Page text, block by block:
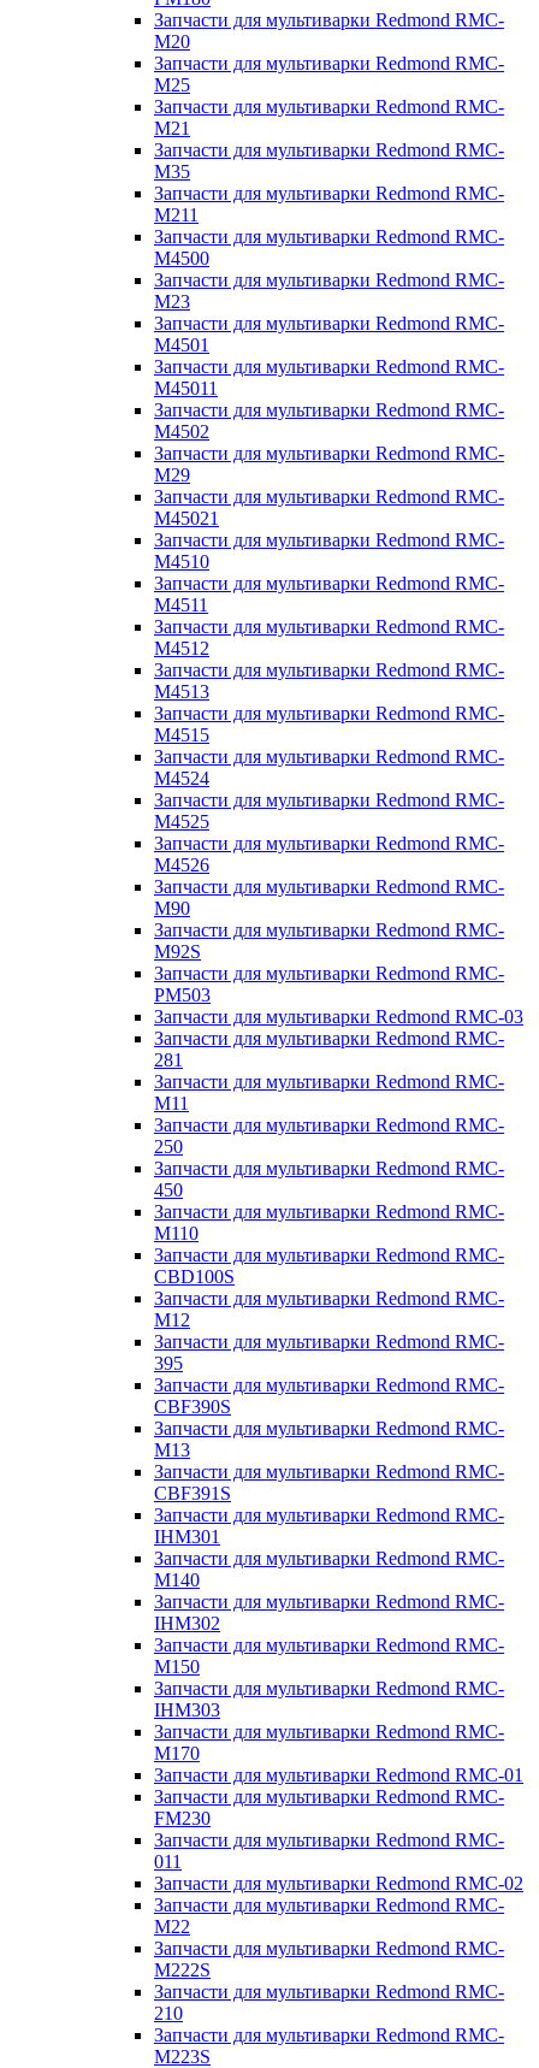
Запчасти для мультиварки Redmond RMC-
M20
Запчасти для мультиварки Redmond RMC-
M25
Запчасти для мультиварки Redmond RMC-
M21
Запчасти для мультиварки Redmond RMC-
M35
Запчасти для мультиварки Redmond RMC-
M211
Запчасти для мультиварки Redmond RMC-
M4500
Запчасти для мультиварки Redmond RMC-
M23
Запчасти для мультиварки Redmond RMC-
M4501
Запчасти для мультиварки Redmond RMC-
M45011
Запчасти для мультиварки Redmond RMC-
M4502
Запчасти для мультиварки Redmond RMC-
M29
Запчасти для мультиварки Redmond RMC-
M45021
Запчасти для мультиварки Redmond RMC-
M4510
Запчасти для мультиварки Redmond RMC-
M4511
Запчасти для мультиварки Redmond RMC-
M4512
Запчасти для мультиварки Redmond RMC-
M4513
Запчасти для мультиварки Redmond RMC-
M4515
Запчасти для мультиварки Redmond RMC-
M4524
Запчасти для мультиварки Redmond RMC-
M4525
Запчасти для мультиварки Redmond RMC-
M4526
Запчасти для мультиварки Redmond RMC-
M90
Запчасти для мультиварки Redmond RMC-
M92S
Запчасти для мультиварки Redmond RMC-
PM503
Запчасти для мультиварки Redmond RMC-03
Запчасти для мультиварки Redmond RMC-
281
Запчасти для мультиварки Redmond RMC-
M11
Запчасти для мультиварки Redmond RMC-
250
Запчасти для мультиварки Redmond RMC-
450
Запчасти для мультиварки Redmond RMC-
M110
Запчасти для мультиварки Redmond RMC-
CBD100S
Запчасти для мультиварки Redmond RMC-
M12
Запчасти для мультиварки Redmond RMC-
395
Запчасти для мультиварки Redmond RMC-
CBF390S
Запчасти для мультиварки Redmond RMC-
M13
Запчасти для мультиварки Redmond RMC-
CBF391S
Запчасти для мультиварки Redmond RMC-
IHM301
Запчасти для мультиварки Redmond RMC-
M140
Запчасти для мультиварки Redmond RMC-
IHM302
Запчасти для мультиварки Redmond RMC-
M150
Запчасти для мультиварки Redmond RMC-
IHM303
Запчасти для мультиварки Redmond RMC-
M170
Запчасти для мультиварки Redmond RMC-01
Запчасти для мультиварки Redmond RMC-
FM230
Запчасти для мультиварки Redmond RMC-
011
Запчасти для мультиварки Redmond RMC-02
Запчасти для мультиварки Redmond RMC-
M22
Запчасти для мультиварки Redmond RMC-
M222S
Запчасти для мультиварки Redmond RMC-
210
Запчасти для мультиварки Redmond RMC-
M223S